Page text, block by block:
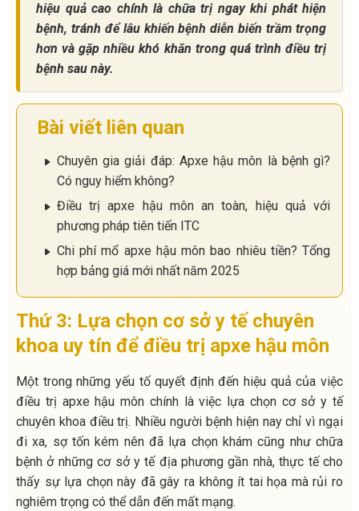
hiệu quả cao chính là chữa trị ngay khi phát hiện
bệnh, tránh để lâu khiến bệnh diễn biến trầm trọng
hơn và gặp nhiều khó khăn trong quá trình điều trị
bệnh sau này.
Bài viết liên quan
Chuyên gia giải đáp: Apxe hậu môn là bệnh gì?
Có nguy hiểm không?
Điều trị apxe hậu môn an toàn, hiệu quả với
phương pháp tiên tiến ITC
Chi phí mổ apxe hậu môn bao nhiêu tiền? Tổng
hợp bảng giá mới nhất năm 2025
Thứ 3: Lựa chọn cơ sở y tế chuyên
khoa uy tín để điều trị apxe hậu môn
Một trong những yếu tố quyết định đến hiệu quả của việc
điều trị apxe hậu môn chính là việc lựa chọn cơ sở y tế
chuyên khoa điều trị. Nhiều người bệnh hiện nay chỉ vì ngại
đi xa, sợ tốn kém nên đã lựa chọn khám cũng như chữa
bệnh ở những cơ sở y tế địa phương gần nhà, thực tế cho
thấy sự lựa chọn này đã gây ra không ít tai họa mà rủi ro
nghiêm trọng có thể dẫn đến mất mạng.